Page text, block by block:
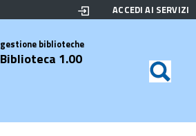
ACCEDI AI SERVIZI
gestione biblioteche
Biblioteca 1.00 di